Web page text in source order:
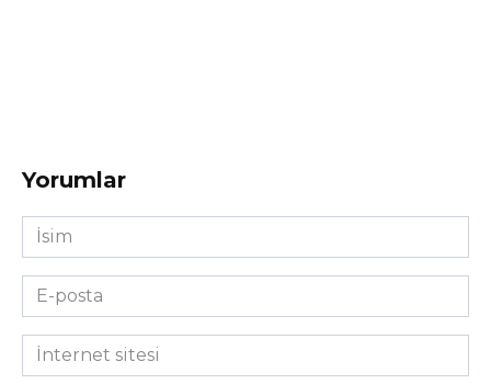
Yorumlar
İsim
*
E-
posta
*İnternet
sitesi